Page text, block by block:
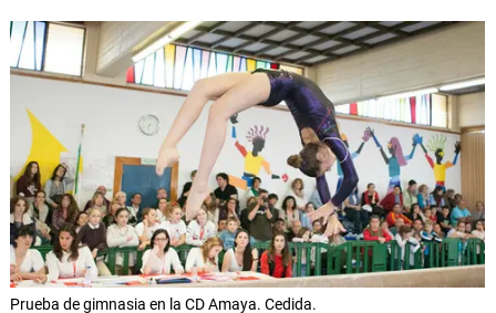
Prueba de gimnasia en la CD Amaya. Cedida.